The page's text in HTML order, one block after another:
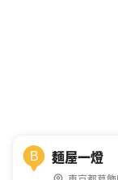
B 麺屋一燈